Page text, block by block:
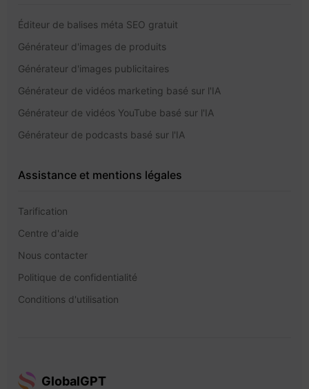
Éditeur de balises méta SEO gratuit
Générateur d'images de produits
Générateur d'images publicitaires
Générateur de vidéos marketing basé sur l'IA
Générateur de vidéos YouTube basé sur l'IA
Générateur de podcasts basé sur l'IA
Assistance et mentions légales
Tarification
Centre d'aide
Nous contacter
Politique de confidentialité
Conditions d'utilisation
GlobalGPT